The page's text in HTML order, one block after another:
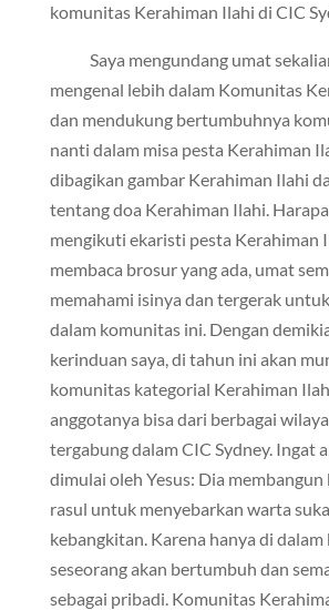
komunitas Kerahiman Ilahi di CIC
Saya mengundang umat
mengenal lebih dalam Komunitas
dan mendukung bertumbuhnya
nanti dalam misa pesta Kerahiman
dibagikan gambar Kerahiman Ilahi
tentang doa Kerahiman Ilahi.
mengikuti ekaristi pesta Kerahiman
membaca brosur yang ada, umat
memahami isinya dan tergerak
dalam komunitas ini. Dengan
kerinduan saya, di tahun ini akan
komunitas kategorial Kerahiman
anggotanya bisa dari berbagai
tergabung dalam CIC Sydney. Ingat
dimulai oleh Yesus: Dia
rasul untuk menyebarkan warta
kebangkitan. Karena hanya di
seseorang akan bertumbuh dan
sebagai pribadi. Komunitas